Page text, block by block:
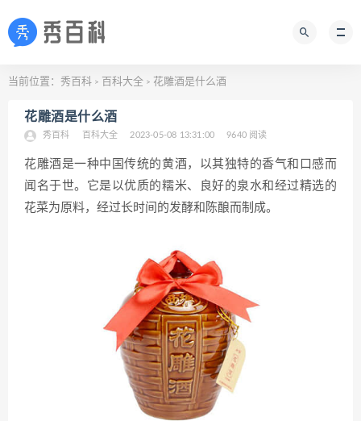
当前位置： 秀百科 > 百科大全 > 花雕酒是什么酒
花雕酒是什么酒
秀百科 百科大全 2023-05-08 13:31:00 9640 阅读
花雕酒是一种中国传统的黄酒，以其独特的香气和口感而
闻名于世。它是以优质的糯米、良好的泉水和经过精选的
花菜为原料，经过长时间的发酵和陈酿而制成。